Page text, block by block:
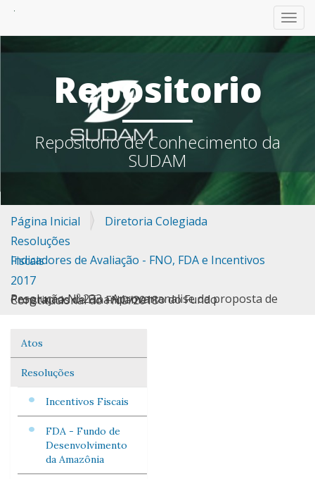
Repositorio
Repositorio de Conhecimento da
SUDAM
Página Inicial
Diretoria Colegiada
Resoluções
Indicadores de Avaliação - FNO, FDA e Incentivos Fiscais
2017
Resolução Nº 233 - Aprovar analise da proposta de Programas de Financiamento do Fundo Constitucional do FNO/2018
Navegação
Atos
Resoluções
Incentivos Fiscais
FDA - Fundo de
Desenvolvimento
da Amazônia